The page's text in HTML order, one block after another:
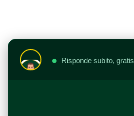
Risponde subito, gratis